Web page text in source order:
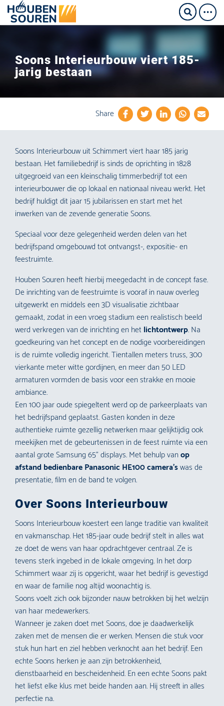
Soons Interieurbouw viert 185-
jarig bestaan
Share
Soons Interieurbouw uit Schimmert viert haar 185 jarig
bestaan. Het familiebedrijf is sinds de oprichting in 1828
uitgegroeid van een kleinschalig timmerbedrijf tot een
interieurbouwer die op lokaal en nationaal niveau werkt. Het
bedrijf huldigt dit jaar 15 jubilarissen en start met het
inwerken van de zevende generatie Soons.
Speciaal voor deze gelegenheid werden delen van het
bedrijfspand omgebouwd tot ontvangst-, expositie- en
feestruimte.
Houben Souren heeft hierbij meegedacht in de concept fase.
De inrichting van de feestruimte is vooraf in nauw overleg
uitgewerkt en middels een 3D visualisatie zichtbaar
gemaakt, zodat in een vroeg stadium een realistisch beeld
werd verkregen van de inrichting en hetlichtontwerp. Na
goedkeuring van het concept en de nodige voorbereidingen
is de ruimte volledig ingericht. Tientallen meters truss, 300
vierkante meter witte gordijnen, en meer dan 50 LED
armaturen vormden de basis voor een strakke en mooie
ambiance.
Een 100 jaar oude spiegeltent werd op de parkeerplaats van
het bedrijfspand geplaatst. Gasten konden in deze
authentieke ruimte gezellig netwerken maar gelijktijdig ook
meekijken met de gebeurtenissen in de feest ruimte via een
aantal grote Samsung 65” displays. Met behulp vanop
afstand bedienbare Panasonic HE100 camera’swas de
presentatie, film en de band te volgen.
Over Soons Interieurbouw
Soons Interieurbouw koestert een lange traditie van kwaliteit
en vakmanschap. Het 185-jaar oude bedrijf stelt in alles wat
ze doet de wens van haar opdrachtgever centraal. Ze is
tevens sterk ingebed in de lokale omgeving. In het dorp
Schimmert waar zij is opgericht, waar het bedrijf is gevestigd
en waar de familie nog altijd woonachtig is.
Soons voelt zich ook bijzonder nauw betrokken bij het welzijn
van haar medewerkers.
Wanneer je zaken doet met Soons, doe je daadwerkelijk
zaken met de mensen die er werken. Mensen die stuk voor
stuk hun hart en ziel hebben verknocht aan het bedrijf. Een
echte Soons herken je aan zijn betrokkenheid,
dienstbaarheid en bescheidenheid. En een echte Soons pakt
het liefst elke klus met beide handen aan. Hij streeft in alles
perfectie na.